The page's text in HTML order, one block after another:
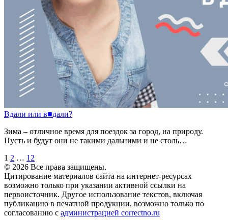
Вдали или в■дали?
Зима – отличное время для поездок за город, на природу.
Пусть и будут они не такими дальними и не столь…
1 2 … 12
© 2026 Все права защищены.
Цитирование материалов сайта на интернет-ресурсах
возможно только при указании активной ссылки на
первоисточник. Другое использование текстов, включая
публикацию в печатной продукции, возможно только по
согласованию с администрацией correctno.ru